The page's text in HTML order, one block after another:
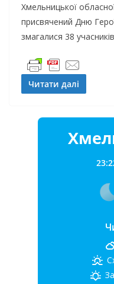
Хмельницької
присвячений Дню
змагалися 38
Читати далі